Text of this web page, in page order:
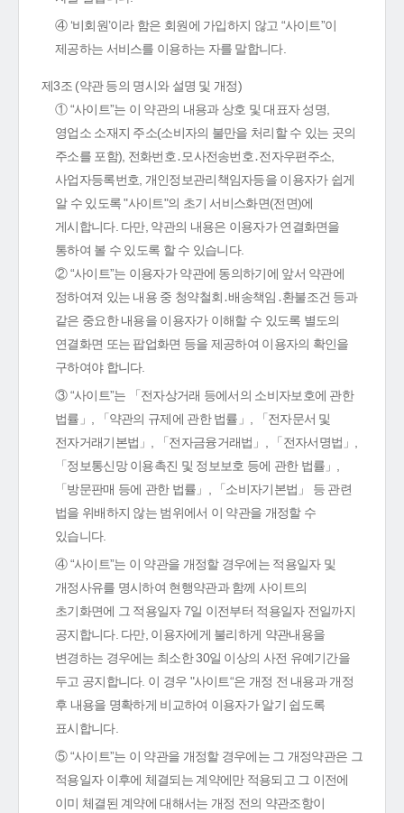
④ ‘비회원’이라 함은 회원에 가입하지 않고 “사이트”이
제공하는 서비스를 이용하는 자를 말합니다.
제3조 (약관 등의 명시와 설명 및 개정)
① “사이트”는 이 약관의 내용과 상호 및 대표자 성명,
영업소 소재지 주소(소비자의 불만을 처리할 수 있는 곳의
주소를 포함), 전화번호․모사전송번호․전자우편주소,
사업자등록번호, 개인정보관리책임자등을 이용자가 쉽게
알 수 있도록 "사이트"의 초기 서비스화면(전면)에
게시합니다. 다만, 약관의 내용은 이용자가 연결화면을
통하여 볼 수 있도록 할 수 있습니다.
② “사이트”는 이용자가 약관에 동의하기에 앞서 약관에
정하여져 있는 내용 중 청약철회․배송책임․환불조건 등과
같은 중요한 내용을 이용자가 이해할 수 있도록 별도의
연결화면 또는 팝업화면 등을 제공하여 이용자의 확인을
구하여야 합니다.
③ “사이트”는 「전자상거래 등에서의 소비자보호에 관한
법률」, 「약관의 규제에 관한 법률」, 「전자문서 및
전자거래기본법」, 「전자금융거래법」, 「전자서명법」,
「정보통신망 이용촉진 및 정보보호 등에 관한 법률」,
「방문판매 등에 관한 법률」, 「소비자기본법」 등 관련
법을 위배하지 않는 범위에서 이 약관을 개정할 수
있습니다.
④ “사이트”는 이 약관을 개정할 경우에는 적용일자 및
개정사유를 명시하여 현행약관과 함께 사이트의
초기화면에 그 적용일자 7일 이전부터 적용일자 전일까지
공지합니다. 다만, 이용자에게 불리하게 약관내용을
변경하는 경우에는 최소한 30일 이상의 사전 유예기간을
두고 공지합니다. 이 경우 "사이트“은 개정 전 내용과 개정
후 내용을 명확하게 비교하여 이용자가 알기 쉽도록
표시합니다.
⑤ “사이트”는 이 약관을 개정할 경우에는 그 개정약관은 그
적용일자 이후에 체결되는 계약에만 적용되고 그 이전에
이미 체결된 계약에 대해서는 개정 전의 약관조항이